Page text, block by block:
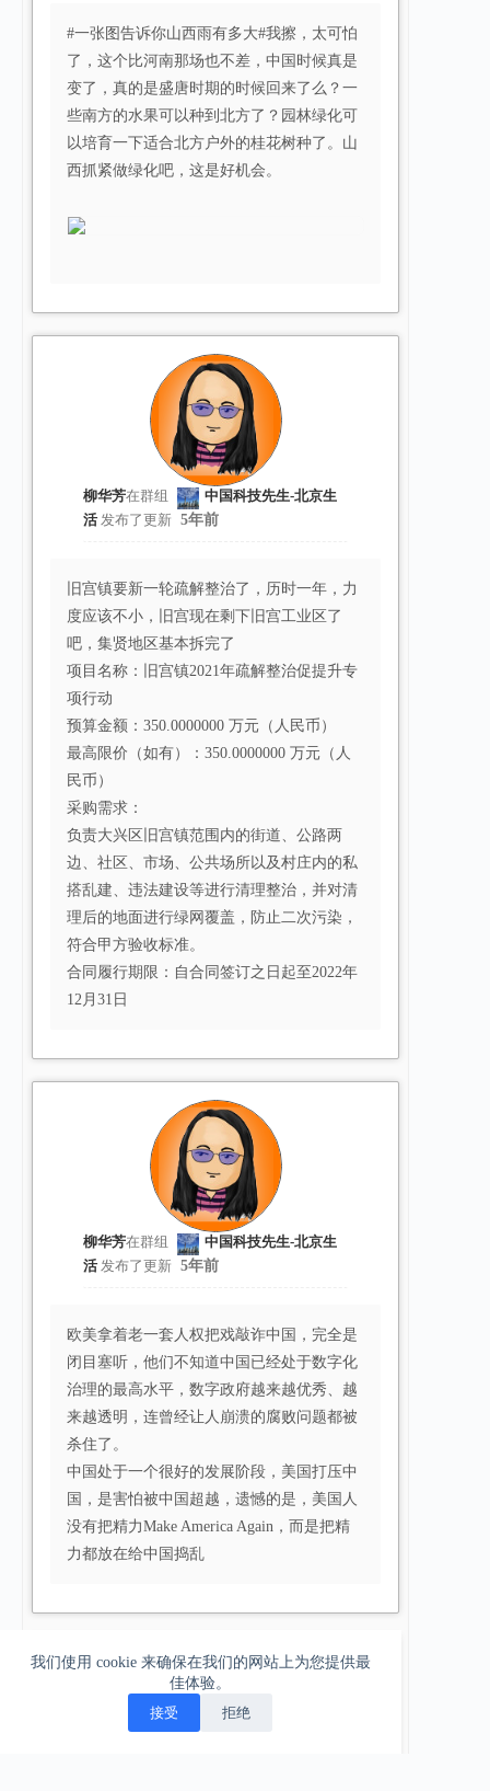
我们使用 cookie 来确保在我们的网站上为您提供最
佳体验。
接受 拒绝
#一张图告诉你山西雨有多大#我擦，太可怕
了，这个比河南那场也不差，中国时候真是
变了，真的是盛唐时期的时候回来了么？一
些南方的水果可以种到北方了？园林绿化可
以培育一下适合北方户外的桂花树种了。山
西抓紧做绿化吧，这是好机会。 ​​​
柳华芳在群组
中国科技先生-北京生
活发布了更新 5年前
旧宫镇要新一轮疏解整治了，历时一年，力
度应该不小，旧宫现在剩下旧宫工业区了
吧，集贤地区基本拆完了
项目名称：旧宫镇2021年疏解整治促提升专
项行动
预算金额：350.0000000 万元（人民币）
最高限价（如有）：350.0000000 万元（人
民币）
采购需求：
负责大兴区旧宫镇范围内的街道、公路两
边、社区、市场、公共场所以及村庄内的私
搭乱建、违法建设等进行清理整治，并对清
理后的地面进行绿网覆盖，防止二次污染，
符合甲方验收标准。
合同履行期限：自合同签订之日起至2022年
12月31日
柳华芳在群组
中国科技先生-北京生
活发布了更新 5年前
欧美拿着老一套人权把戏敲诈中国，完全是
闭目塞听，他们不知道中国已经处于数字化
治理的最高水平，数字政府越来越优秀、越
来越透明，连曾经让人崩溃的腐败问题都被
杀住了。
中国处于一个很好的发展阶段，美国打压中
国，是害怕被中国超越，遗憾的是，美国人
没有把精力Make America Again，而是把精
力都放在给中国捣乱